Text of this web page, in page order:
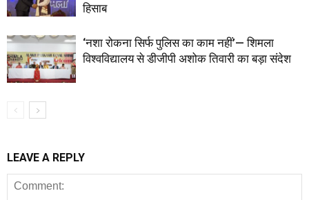
हिसाब
‘नशा रोकना सिर्फ पुलिस का काम नहीं’— शिमला
विश्वविद्यालय से डीजीपी अशोक तिवारी का बड़ा संदेश
LEAVE A REPLY